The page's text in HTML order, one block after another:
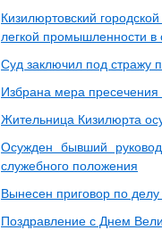
Кизилюртовский
легкой промышленности
Суд заключил под стражу
Избрана мера
Жительница Кизилюрта
Осужден бывший
служебного положения
Вынесен приговор по
Поздравление с Днем